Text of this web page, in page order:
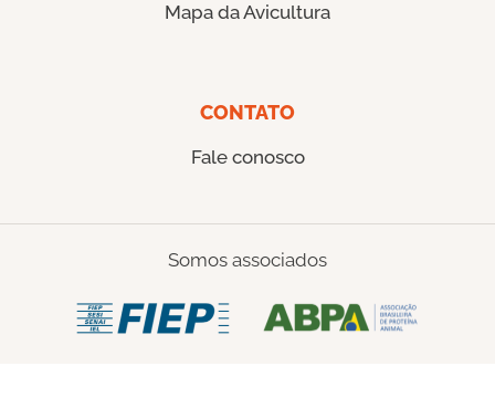
Mapa da Avicultura
CONTATO
Fale conosco
Somos associados